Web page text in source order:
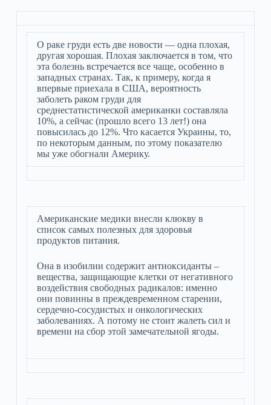
О раке груди есть две новости — одна плохая,
другая хорошая. Плохая заключается в том, что
эта болезнь встречается все чаще, особенно в
западных странах. Так, к примеру, когда я
впервые приехала в США, вероятность
заболеть раком груди для
среднестатистической американки составляла
10%, а сейчас (прошло всего 13 лет!) она
повысилась до 12%. Что касается Украины, то,
по некоторым данным, по этому показателю
мы уже обогнали Америку.
Американские медики внесли клюкву в
список самых полезных для здоровья
продуктов питания.
Она в изобилии содержит антиоксиданты –
вещества, защищающие клетки от негативного
воздействия свободных радикалов: именно
они повинны в преждевременном старении,
сердечно-сосудистых и онкологических
заболеваниях. А потому не стоит жалеть сил и
времени на сбор этой замечательной ягоды.